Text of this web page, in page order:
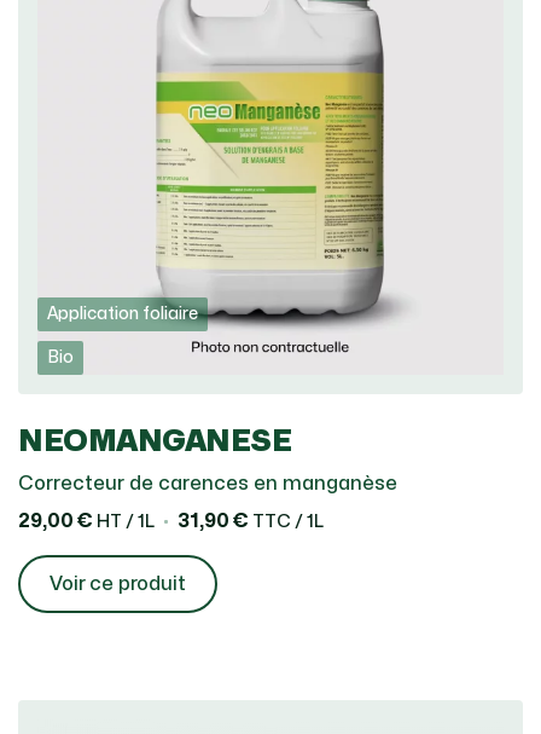
Application foliaire
Bio
NEOMANGANESE
Correcteur de carences en manganèse
29,00 € HT / 1L 31,90 € TTC / 1L
Voir ce produit